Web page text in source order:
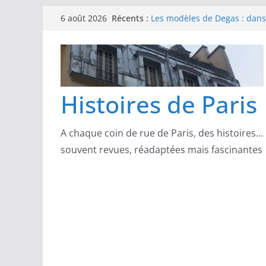
Passer
contenu
6 août 2026 Récents : Les modèles de
complicités au cœur de
d’un Paris moderne
Les modèles de Manet :
scandale
Les modèles de Claude
derrière l’impressionnisme
Les modèles de Toulouse-
Histoires de Paris
A chaque coin de rue de Paris, des histoires…
souvent revues, réadaptées mais fascinantes